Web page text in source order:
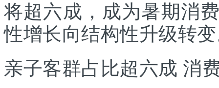
将超六成，成为暑期消
性增长向结构性升级转
亲子客群占比超六成 消